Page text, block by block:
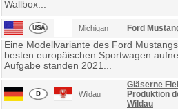
Wallbox...
Michigan Ford
Eine Modellvariante des Ford
besten europäischen Sportwagen
Aufgabe standen 2021...
Wildau
Gläserne
Produktion
Wildau